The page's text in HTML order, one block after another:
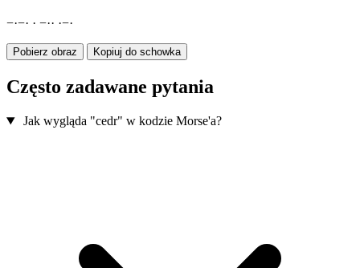
−·−· · −·· ·−·
Pobierz obraz Kopiuj do schowka
Często zadawane pytania
Jak wygląda "cedr" w kodzie Morse'a?